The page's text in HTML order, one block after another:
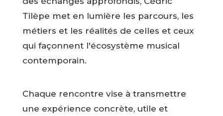
Tilèpe met en lumière les parcours, les
métiers et les réalités de celles et ceux
qui façonnent l'écosystème musical
contemporain.
Chaque rencontre vise à transmettre
une expérience concrète, utile et